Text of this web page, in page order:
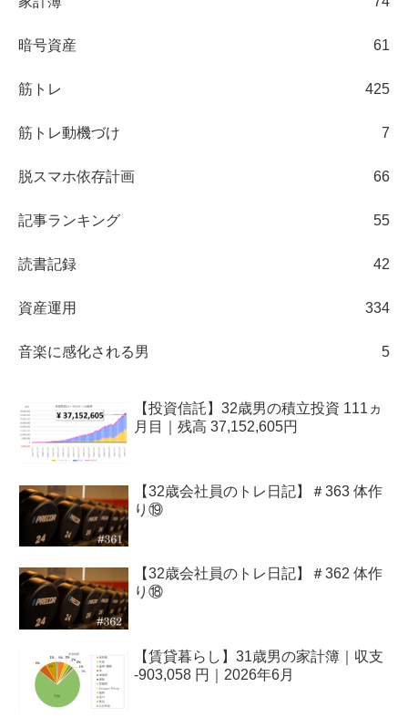
暗号資産 61
筋トレ 425
筋トレ動機づけ 7
脱スマホ依存計画 66
記事ランキング 55
読書記録 42
資産運用 334
音楽に感化される男 5
【投資信託】32歳男の積立投資 111ヵ
月目｜残高 37,152,605円
【32歳会社員のトレ日記】＃363 体作
り⑲
【32歳会社員のトレ日記】＃362 体作
り⑱
【賃貸暮らし】31歳男の家計簿｜収支
-903,058 円｜2026年6月